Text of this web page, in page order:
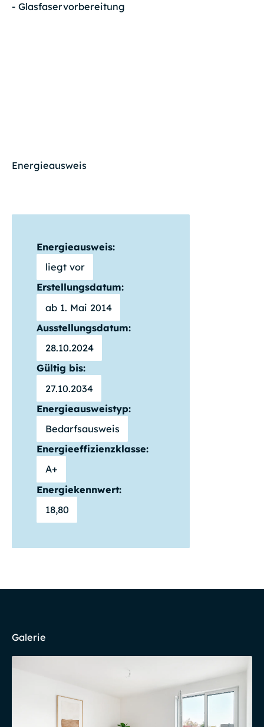
- Glasfaservorbereitung
Energieausweis
Energieausweis:
liegt vor
Erstellungsdatum:
ab 1. Mai 2014
Ausstellungsdatum:
28.10.2024
Gültig bis:
27.10.2034
Energieausweistyp:
Bedarfsausweis
Energieeffizienzklasse:
A+
Energiekennwert:
18,80
Galerie